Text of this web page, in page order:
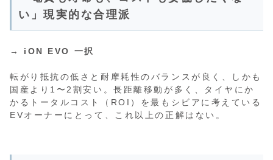
い」現実的な合理派
→ iON EVO 一択
転がり抵抗の低さと耐摩耗性のバランスが良く、しかも
国産より1〜2割安い。長距離移動が多く、タイヤにか
かるトータルコスト（ROI）を最もシビアに考えている
EVオーナーにとって、これ以上の正解はない。